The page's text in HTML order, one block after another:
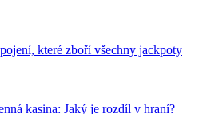
které zboří všechny jackpoty
kasina: Jaký je rozdíl v hraní?